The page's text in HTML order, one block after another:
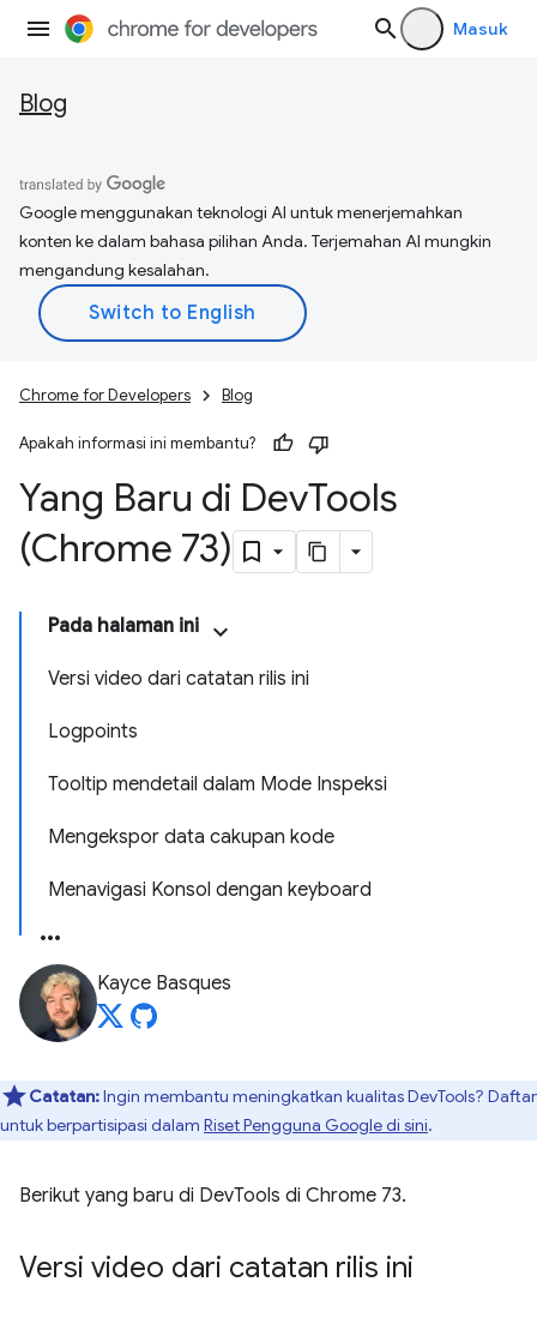
Masuk
Blog
Google menggunakan teknologi AI untuk menerjemahkan
konten ke dalam bahasa pilihan Anda. Terjemahan AI mungkin
mengandung kesalahan.
Chrome for Developers Blog
Apakah informasi ini membantu?
Yang Baru di DevTools
(Chrome 73)
Pada halaman ini
Versi video dari catatan rilis ini
Logpoints
Tooltip mendetail dalam Mode Inspeksi
Mengekspor data cakupan kode
Menavigasi Konsol dengan keyboard
Kayce Basques
Catatan:Ingin membantu meningkatkan kualitas DevTools? Daftar
untuk berpartisipasi dalam Riset Pengguna Google di sini.
Berikut yang baru di DevTools di Chrome 73.
Versi video dari catatan rilis ini